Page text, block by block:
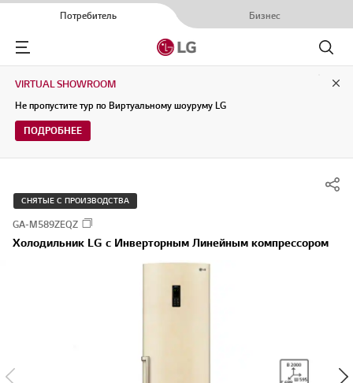
Потребитель Бизнес
Menu
Поиск
VIRTUAL SHOWROOM
Не пропустите тур по Виртуальному шоуруму LG
ПОДРОБНЕЕ
СНЯТЫЕ С ПРОИЗВОДСТВА
GA-M589ZEQZ
Холодильник LG c Инверторным Линейным компрессором